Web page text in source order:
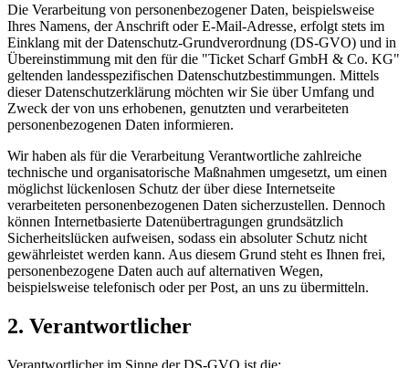
Die Verarbeitung von personenbezogener Daten, beispielsweise
Ihres Namens, der Anschrift oder E-Mail-Adresse, erfolgt stets im
Einklang mit der Datenschutz-Grundverordnung (DS-GVO) und in
Übereinstimmung mit den für die "Ticket Scharf GmbH & Co. KG"
geltenden landesspezifischen Datenschutzbestimmungen. Mittels
dieser Datenschutzerklärung möchten wir Sie über Umfang und
Zweck der von uns erhobenen, genutzten und verarbeiteten
personenbezogenen Daten informieren.
Wir haben als für die Verarbeitung Verantwortliche zahlreiche
technische und organisatorische Maßnahmen umgesetzt, um einen
möglichst lückenlosen Schutz der über diese Internetseite
verarbeiteten personenbezogenen Daten sicherzustellen. Dennoch
können Internetbasierte Datenübertragungen grundsätzlich
Sicherheitslücken aufweisen, sodass ein absoluter Schutz nicht
gewährleistet werden kann. Aus diesem Grund steht es Ihnen frei,
personenbezogene Daten auch auf alternativen Wegen,
beispielsweise telefonisch oder per Post, an uns zu übermitteln.
2. Verantwortlicher
Verantwortlicher im Sinne der DS-GVO ist die: